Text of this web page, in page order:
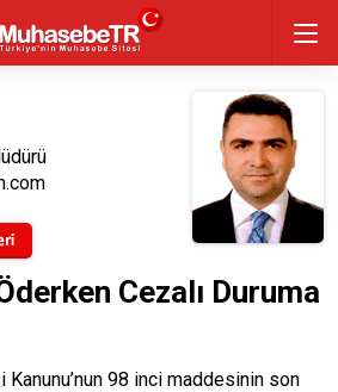
Cezalı Duruma
Kanunu’nun 98 inci maddesinin son